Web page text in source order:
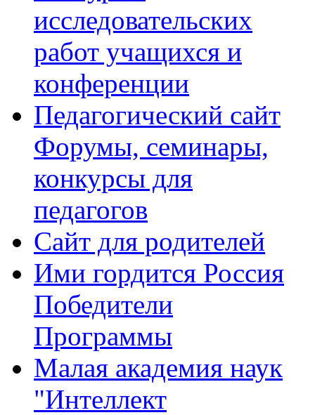
исследовательских
работ учащихся и
конференции
Педагогический сайт
Форумы, семинары,
конкурсы для
педагогов
Сайт для родителей
Ими гордится Россия
Победители
Программы
Малая академия наук
"Интеллект